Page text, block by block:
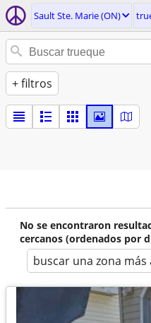
Sault Ste. Marie (ON)
+ filtros
No se encontraron
cercanos (ordenados por
buscar una zona más